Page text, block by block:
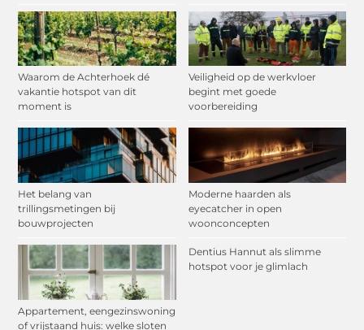
Waarom de Achterhoek dé
vakantie hotspot van dit
moment is
Veiligheid op de werkvloer
begint met goede
voorbereiding
Het belang van
trillingsmetingen bij
bouwprojecten
Moderne haarden als
eyecatcher in open
woonconcepten
Appartement, eengezinswoning
of vrijstaand huis: welke sloten
Dentius Hannut als slimme
hotspot voor je glimlach